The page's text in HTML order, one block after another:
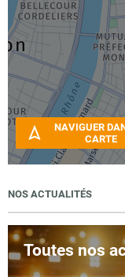
NAVIGUER
CARTE
NOS ACTUALITÉS
Toutes nos